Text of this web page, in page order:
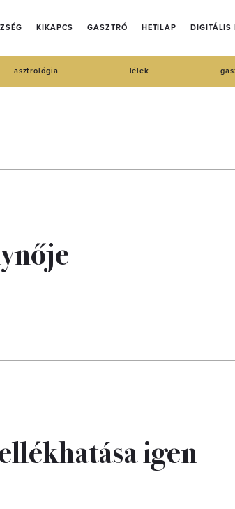
KIKAPCS GASZTRÓ HETILAP DIGITÁLIS
asztrológia lélek
igen